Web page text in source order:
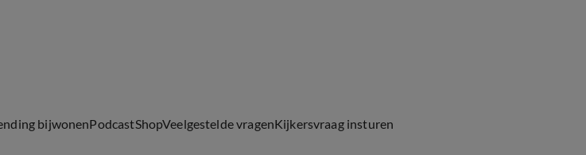
bijwonenPodcastShopVeelgestelde vragenKijkersvraag insturen